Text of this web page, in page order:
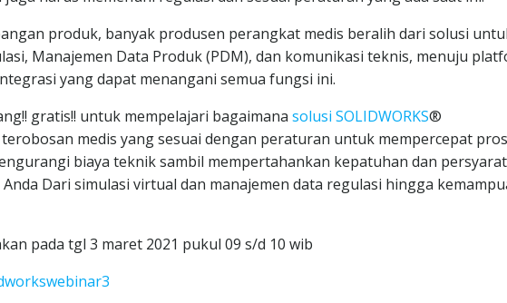
produk, banyak produsen perangkat medis beralih dari solusi
Manajemen Data Produk (PDM), dan komunikasi teknis, menuju
yang dapat menangani semua fungsi ini.
gratis!! untuk mempelajari bagaimana solusi SOLIDWORKS®
medis yang sesuai dengan peraturan untuk mempercepat
biaya teknik sambil mempertahankan kepatuhan dan
Dari simulasi virtual dan manajemen data regulasi hingga
pada tgl 3 maret 2021 pukul 09 s/d 10 wib